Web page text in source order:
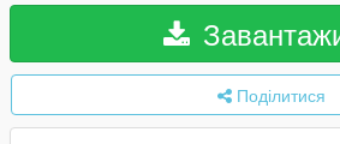
Поділитися